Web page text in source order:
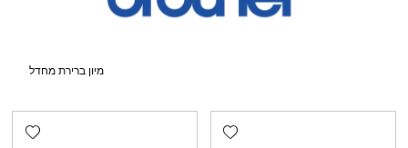
Add wishlist